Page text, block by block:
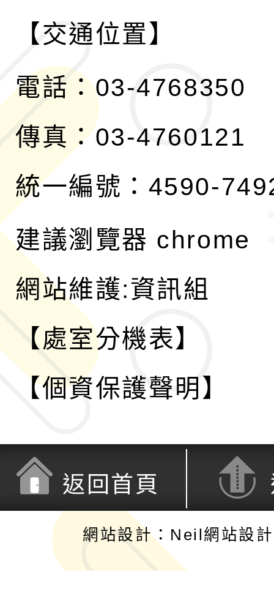
【交通位置】
電話：03-4768350
傳真：03-4760121
統一編號：4590-
建議瀏覽器 chrome
網站維護:資訊組
【處室分機表】
【個資保護聲明】
返回首頁
網站設計：Neil網站設